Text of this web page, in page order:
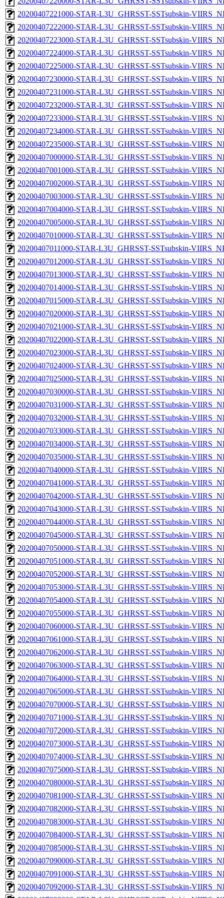
20200407221000-STAR-L3U_GHRSST-SSTsubskin-
20200407222000-STAR-L3U_GHRSST-SSTsubskin-
20200407223000-STAR-L3U_GHRSST-SSTsubskin-
20200407224000-STAR-L3U_GHRSST-SSTsubskin-
20200407225000-STAR-L3U_GHRSST-SSTsubskin-
20200407230000-STAR-L3U_GHRSST-SSTsubskin-
20200407231000-STAR-L3U_GHRSST-SSTsubskin-
20200407232000-STAR-L3U_GHRSST-SSTsubskin-
20200407233000-STAR-L3U_GHRSST-SSTsubskin-
20200407234000-STAR-L3U_GHRSST-SSTsubskin-
20200407235000-STAR-L3U_GHRSST-SSTsubskin-
20200407000000-STAR-L3U_GHRSST-SSTsubskin-
20200407001000-STAR-L3U_GHRSST-SSTsubskin-
20200407002000-STAR-L3U_GHRSST-SSTsubskin-
20200407003000-STAR-L3U_GHRSST-SSTsubskin-
20200407004000-STAR-L3U_GHRSST-SSTsubskin-
20200407005000-STAR-L3U_GHRSST-SSTsubskin-
20200407010000-STAR-L3U_GHRSST-SSTsubskin-
20200407011000-STAR-L3U_GHRSST-SSTsubskin-
20200407012000-STAR-L3U_GHRSST-SSTsubskin-
20200407013000-STAR-L3U_GHRSST-SSTsubskin-
20200407014000-STAR-L3U_GHRSST-SSTsubskin-
20200407015000-STAR-L3U_GHRSST-SSTsubskin-
20200407020000-STAR-L3U_GHRSST-SSTsubskin-
20200407021000-STAR-L3U_GHRSST-SSTsubskin-
20200407022000-STAR-L3U_GHRSST-SSTsubskin-
20200407023000-STAR-L3U_GHRSST-SSTsubskin-
20200407024000-STAR-L3U_GHRSST-SSTsubskin-
20200407025000-STAR-L3U_GHRSST-SSTsubskin-
20200407030000-STAR-L3U_GHRSST-SSTsubskin-
20200407031000-STAR-L3U_GHRSST-SSTsubskin-
20200407032000-STAR-L3U_GHRSST-SSTsubskin-
20200407033000-STAR-L3U_GHRSST-SSTsubskin-
20200407034000-STAR-L3U_GHRSST-SSTsubskin-
20200407035000-STAR-L3U_GHRSST-SSTsubskin-
20200407040000-STAR-L3U_GHRSST-SSTsubskin-
20200407041000-STAR-L3U_GHRSST-SSTsubskin-
20200407042000-STAR-L3U_GHRSST-SSTsubskin-
20200407043000-STAR-L3U_GHRSST-SSTsubskin-
20200407044000-STAR-L3U_GHRSST-SSTsubskin-
20200407045000-STAR-L3U_GHRSST-SSTsubskin-
20200407050000-STAR-L3U_GHRSST-SSTsubskin-
20200407051000-STAR-L3U_GHRSST-SSTsubskin-
20200407052000-STAR-L3U_GHRSST-SSTsubskin-
20200407053000-STAR-L3U_GHRSST-SSTsubskin-
20200407054000-STAR-L3U_GHRSST-SSTsubskin-
20200407055000-STAR-L3U_GHRSST-SSTsubskin-
20200407060000-STAR-L3U_GHRSST-SSTsubskin-
20200407061000-STAR-L3U_GHRSST-SSTsubskin-
20200407062000-STAR-L3U_GHRSST-SSTsubskin-
20200407063000-STAR-L3U_GHRSST-SSTsubskin-
20200407064000-STAR-L3U_GHRSST-SSTsubskin-
20200407065000-STAR-L3U_GHRSST-SSTsubskin-
20200407070000-STAR-L3U_GHRSST-SSTsubskin-
20200407071000-STAR-L3U_GHRSST-SSTsubskin-
20200407072000-STAR-L3U_GHRSST-SSTsubskin-
20200407073000-STAR-L3U_GHRSST-SSTsubskin-
20200407074000-STAR-L3U_GHRSST-SSTsubskin-
20200407075000-STAR-L3U_GHRSST-SSTsubskin-
20200407080000-STAR-L3U_GHRSST-SSTsubskin-
20200407081000-STAR-L3U_GHRSST-SSTsubskin-
20200407082000-STAR-L3U_GHRSST-SSTsubskin-
20200407083000-STAR-L3U_GHRSST-SSTsubskin-
20200407084000-STAR-L3U_GHRSST-SSTsubskin-
20200407085000-STAR-L3U_GHRSST-SSTsubskin-
20200407090000-STAR-L3U_GHRSST-SSTsubskin-
20200407091000-STAR-L3U_GHRSST-SSTsubskin-
20200407092000-STAR-L3U_GHRSST-SSTsubskin-